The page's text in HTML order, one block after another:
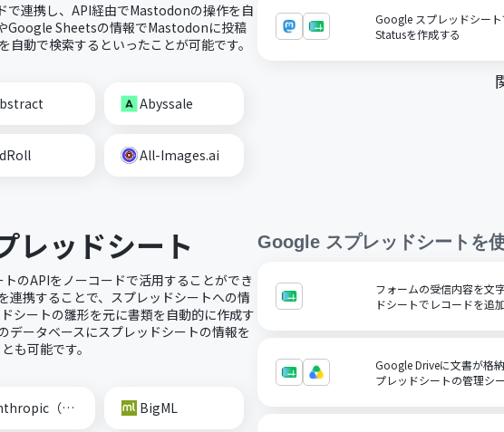
連携し、API経由でMastodonの操作を自
Google Sheetsの情報でMastodonに投稿
動で検索するといったことが可能です。
Abyssale
All-Images.ai
Google スプレッドシー
Statusを作成する
レッドシート
のAPIをノーコードで活用することができ
連携することで、スプレッドシートへの情
シートの雛形を元に書類を自動的に作成す
データベースにスプレッドシートの情報を
も可能です。
Anthropic（Claude） BigML
Google スプレッドシート を
フォームの受信内容を文
ドシートでレコードを追
Google Driveに文書が格
プレッドシートの管理シ